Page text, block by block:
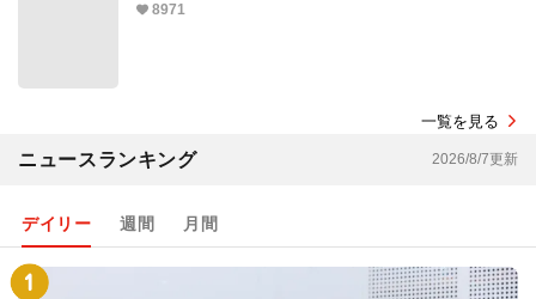
8971
一覧を見る
ニュースランキング 2026/8/7更新
デイリー 週間 月間